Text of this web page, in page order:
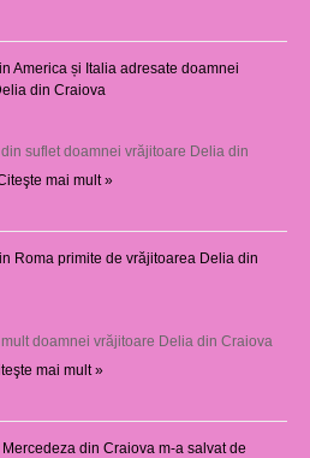
America și Italia adresate doamnei
din Craiova
suflet doamnei vrăjitoare Delia din
mai mult »
Roma primite de vrăjitoarea Delia din
doamnei vrăjitoare Delia din Craiova
mai mult »
din Craiova m-a salvat de